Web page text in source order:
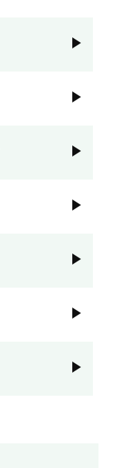






